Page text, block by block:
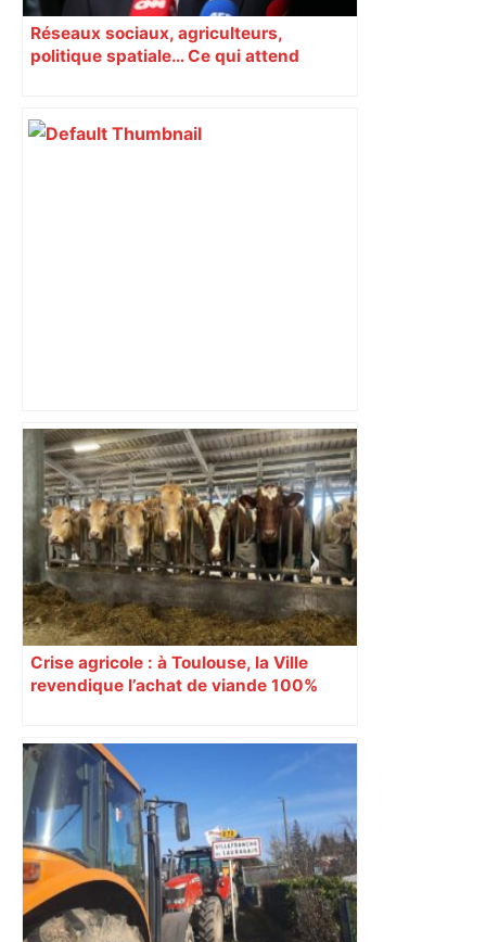
Réseaux sociaux, agriculteurs,
politique spatiale… Ce qui attend
Top 14: comment Perpignan a une
nouvelle fois fait tomber Toulouse? –
RMC Sport
Crise agricole : à Toulouse, la Ville
revendique l’achat de viande 100%